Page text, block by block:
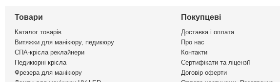
Товари
Каталог товарів
Витяжки для манікюру, педикюру
СПА-крісла реклайнери
Педикюрні крісла
Фрезера для манікюру
Покупцеві
Доставка і оплата
Про нас
Контакти
Сертифікати та ліцензії
Договір оферти